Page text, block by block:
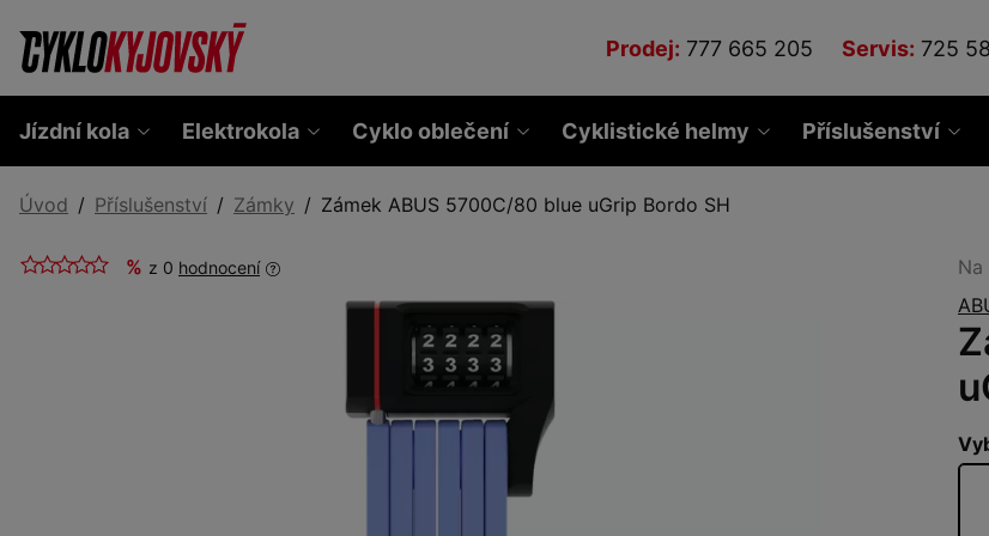
Prodej: 777 665 205 Servis: 725
Jízdní kola Elektrokola Cyklo oblečení Cyklistické helmy Příslušenství
Úvod Příslušenství Zámky Zámek ABUS 5700C/80 blue uGrip Bordo SH
% z 0 hodnocení